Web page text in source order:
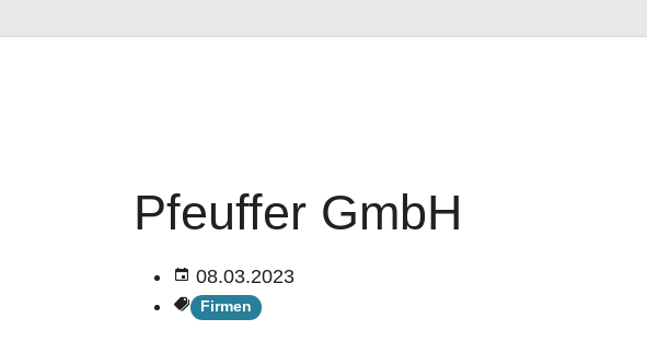
Pfeuffer GmbH
08.03.2023
Firmen